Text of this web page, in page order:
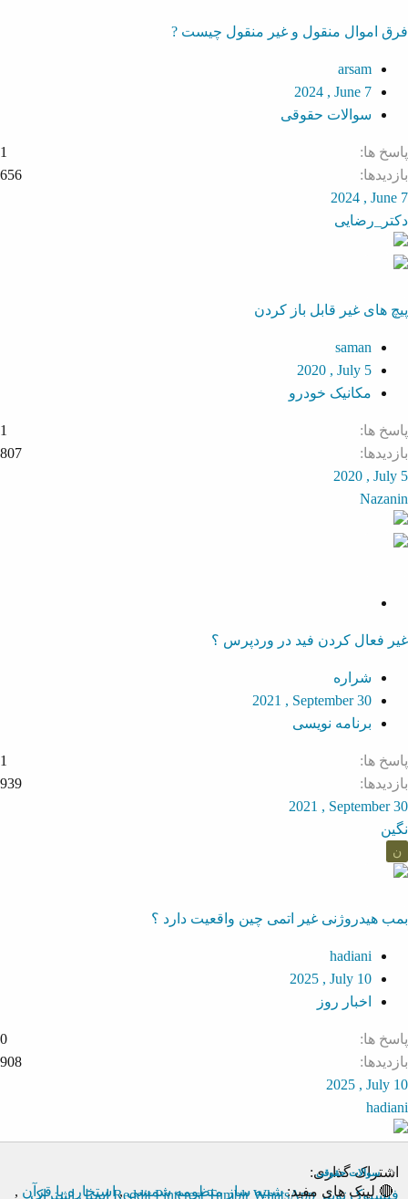
l
e
فرق اموال منقول و غیر منقول چیست ?
arsam
2024 , June 7
سوالات حقوقی
پاسخ ها
1
بازدیدها
656
2024 , June 7
دکتر_رضایی
پیچ های غیر قابل باز کردن
saman
2020 , July 5
مکانیک خودرو
پاسخ ها
1
بازدیدها
807
2020 , July 5
Nazanin
l
v
e
غیر فعال کردن فید در وردپرس ؟
شراره
2021 , September 30
برنامه نویسی
پاسخ ها
1
بازدیدها
939
2021 , September 30
نگین
ن
بمب هیدروژنی غیر اتمی چین واقعیت دارد ؟
hadiani
2025 , July 10
اخبار روز
پاسخ ها
0
بازدیدها
908
2025 , July 10
hadiani
اشتراک گذاری:
فیسبوک تویتر Reddit Pinterest Tumblr WhatsApp ایمیل اشتراک
سوالات حقوقی
🔴 لینک های مفید:شبیه ساز منظومه شمسی, استخاره با قرآن ,